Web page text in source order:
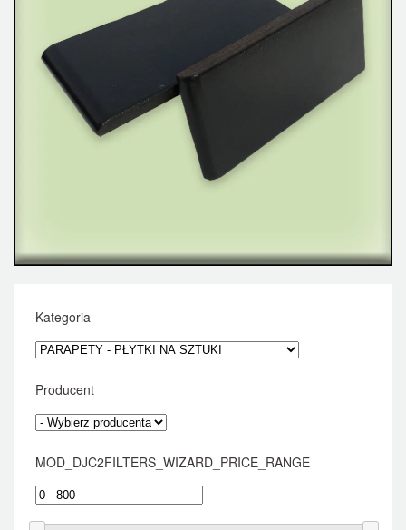
Kategoria
Producent
MOD_DJC2FILTERS_WIZARD_PRICE_RANGE